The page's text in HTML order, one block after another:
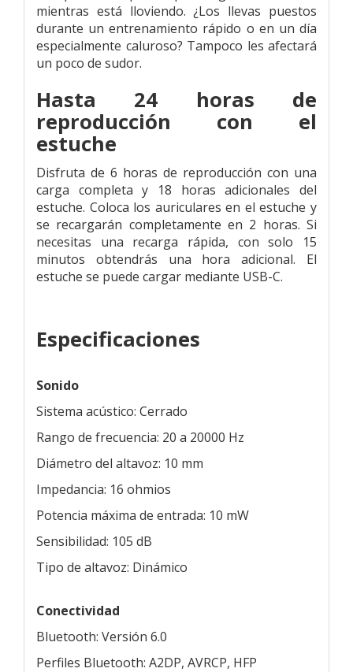
mientras está lloviendo. ¿Los llevas puestos
durante un entrenamiento rápido o en un día
especialmente caluroso? Tampoco les afectará
un poco de sudor.
Hasta 24 horas de
reproducción con el
estuche
Disfruta de 6 horas de reproducción con una
carga completa y 18 horas adicionales del
estuche. Coloca los auriculares en el estuche y
se recargarán completamente en 2 horas. Si
necesitas una recarga rápida, con solo 15
minutos obtendrás una hora adicional. El
estuche se puede cargar mediante USB-C.
Especificaciones
Sonido
Sistema acústico: Cerrado
Rango de frecuencia: 20 a 20000 Hz
Diámetro del altavoz: 10 mm
Impedancia: 16 ohmios
Potencia máxima de entrada: 10 mW
Sensibilidad: 105 dB
Tipo de altavoz: Dinámico
Conectividad
Bluetooth: Versión 6.0
Perfiles Bluetooth: A2DP, AVRCP, HFP